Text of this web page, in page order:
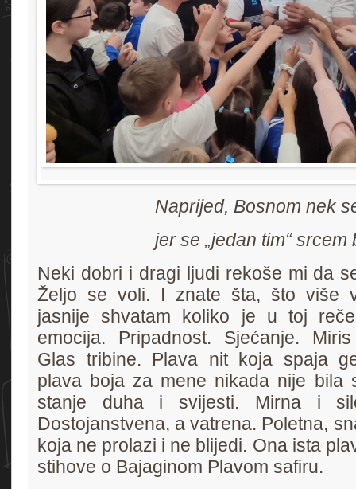
Naprijed, Bosnom nek
jer se „jedan tim“
Neki dobri i dragi ljudi rekoše mi da
Željo se voli. I znate šta, što više
jasnije shvatam koliko je u toj
emocija. Pripadnost. Sjećanje.
Glas tribine. Plava nit koja spaja
plava boja za mene nikada nije bila
stanje duha i svijesti. Mirna i
Dostojanstvena, a vatrena. Poletna,
koja ne prolazi i ne blijedi. Ona ista
stihove o Bajaginom Plavom safiru.